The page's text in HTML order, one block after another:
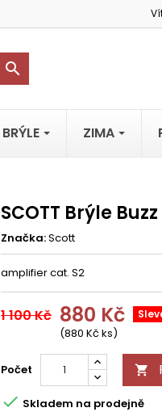

BRÝLE ZIMA
SCOTT Brýle
Značka:Scott
amplifier cat. S2
1 100 Kč 880 Kč
(880 Kč ks)
Počet 
 Skladem na prodejně